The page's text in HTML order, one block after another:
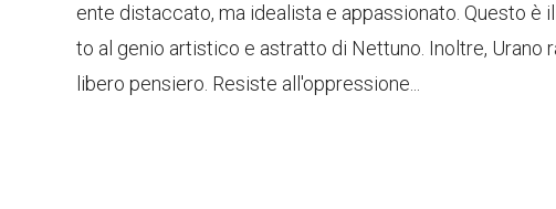
ente distaccato, ma idealista e appassionato. Questo
to al genio artistico e astratto di Nettuno. Inoltre, Urano
libero pensiero. Resiste all'oppressione...